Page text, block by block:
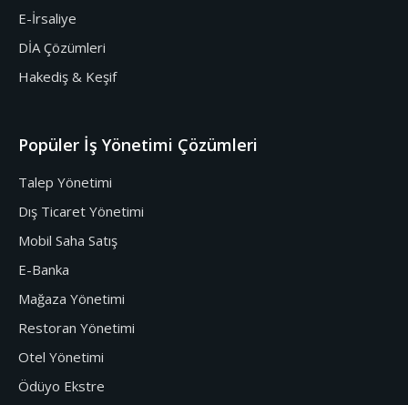
E-İrsaliye
DİA Çözümleri
Hakediş & Keşif
Popüler İş Yönetimi Çözümleri
Talep Yönetimi
Dış Ticaret Yönetimi
Mobil Saha Satış
E-Banka
Mağaza Yönetimi
Restoran Yönetimi
Otel Yönetimi
Ödüyo Ekstre